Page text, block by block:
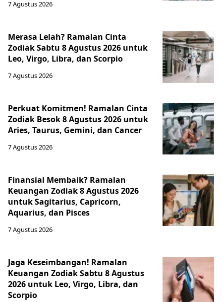
7 Agustus 2026
Merasa Lelah? Ramalan Cinta
Zodiak Sabtu 8 Agustus 2026 untuk
Leo, Virgo, Libra, dan Scorpio
7 Agustus 2026
Perkuat Komitmen! Ramalan Cinta
Zodiak Besok 8 Agustus 2026 untuk
Aries, Taurus, Gemini, dan Cancer
7 Agustus 2026
Finansial Membaik? Ramalan
Keuangan Zodiak 8 Agustus 2026
untuk Sagitarius, Capricorn,
Aquarius, dan Pisces
7 Agustus 2026
Jaga Keseimbangan! Ramalan
Keuangan Zodiak Sabtu 8 Agustus
2026 untuk Leo, Virgo, Libra, dan
Scorpio